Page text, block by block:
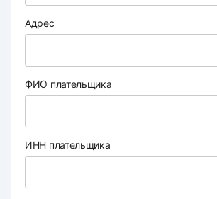
Адрес
ФИО плательщика
ИНН плательщика